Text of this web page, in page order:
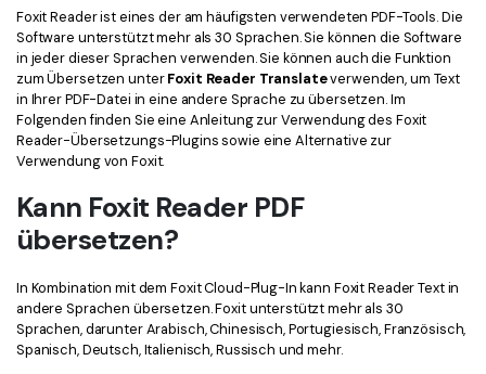
PDF-Daten extrahieren
PDF freigeben
eSign PDFs rechtmäßig Neu
Rechtliches
Gesundheitswesen
Was ist NEU
Benutzerhandbuch
PDFelement für Windows
PDFelement für iOS
Mehr erfahren
Bewertungen
Foxit Reader ist eines der am häufigsten verwendeten PDF-Tools. Die
Software unterstützt mehr als 30 Sprachen. Sie können die Software
in jeder dieser Sprachen verwenden. Sie können auch die Funktion
zum Übersetzen unterFoxit Reader Translateverwenden, um Text
in Ihrer PDF-Datei in eine andere Sprache zu übersetzen. Im
Folgenden finden Sie eine Anleitung zur Verwendung des Foxit
Reader-Übersetzungs-Plugins sowie eine Alternative zur
Verwendung von Foxit.
Kann Foxit Reader PDF
übersetzen?
In Kombination mit dem Foxit Cloud-Plug-In kann Foxit Reader Text in
andere Sprachen übersetzen. Foxit unterstützt mehr als 30
Sprachen, darunter Arabisch, Chinesisch, Portugiesisch, Französisch,
Spanisch, Deutsch, Italienisch, Russisch und mehr.